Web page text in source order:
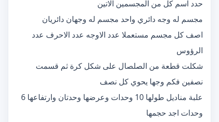
حدد اسم كل من المجسمين الاتين
مجسم له وجه دائري واحد مجسم له وجهان دائريان
اصف كل مجسم مستعملا عدد الاوجه عدد الاحرف عدد
الرؤوس
شكلت قطعة من الصلصال على شكل كرة ثم قسمت
نصفين فكم وجها يحوي كل نصف
علبة مناديل طولها 10 وحدات وعرضها وحدتان وارتفاعها 6
وحدات اجد حجمها